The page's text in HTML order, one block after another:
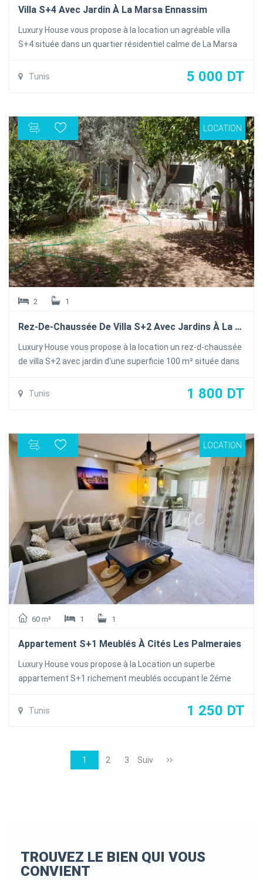
Villa S+4 Avec Jardin À La Marsa Ennassim
Luxury House vous propose à la location un agréable villa
S+4 située dans un quartier résidentiel calme de La Marsa
* Un grand salon lumineux avec baie vitrée.
* Une cuisine entièrement équipée (plaque de cuisson,
hotte et four).
* Une salle de douche.
* Une chambre avec dressing.
À l’étage :
* Trois chambres à coucher, chacune avec balcon.
* Une salle de bain.
Tunis 5 000 DT
LOCATION
2 1
Rez-De-Chaussée De Villa S+2 Avec Jardins À La Marsa
Luxury House vous propose à la location un rez-d-chaussée
de villa S+2 avec jardin d'une superficie 100 m² située dans
commodités à la Marsa
coucher partageant une salle de bain commune
Le rez-de-chaussée est équipée de la climatisation en Split
et du chauffage central et une place de parking .
Tunis 1 800 DT
LOCATION
60 m² 1 1
Appartement S+1 Meublés À Cités Les Palmeraies
Luxury House vous propose à la Location un superbe
appartement S+1 richement meublés occupant le 2éme
les commodités à Cité les Palmeraies l'Aouina
salon , une salle d'eau avec douche
L'appartement est équipée de la climatisation en Split et du
Tunis 1 250 DT
1 2 3 Suiv
TROUVEZ LE BIEN QUI VOUS
CONVIENT